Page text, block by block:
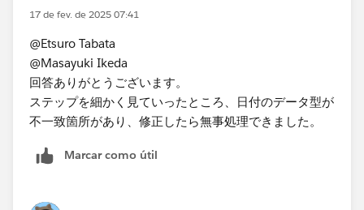
Prepのログを確認すると原因が特定できる可能性もあり
下記手順で問題発生時のログが取得できます。​
https://help.salesforce.com/s/articleView?
id=001453780&type=1
17 de fev. de 2025 07:41
@Etsuro Tabata
@Masayuki Ikeda
回答ありがとうございます。
ステップを細かく見ていったところ、日付のデータ型が
不一致箇所があり、修正したら無事処理できました。
Marcar como útil